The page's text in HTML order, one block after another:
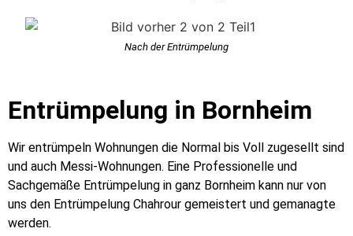
Nach der Entrümpelung
Entrümpelung in Bornheim
Wir entrümpeln Wohnungen die Normal bis Voll zugesellt sind
und auch Messi-Wohnungen. Eine Professionelle und
Sachgemäße Entrümpelung in ganz Bornheim kann nur von
uns den Entrümpelung Chahrour gemeistert und gemanagte
werden.